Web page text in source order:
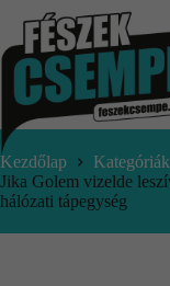
Kezdőlap Kategóriák
Jika Golem vizelde
hálózati tápegység